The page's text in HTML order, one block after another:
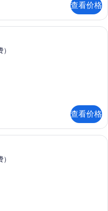
查看价格
高档床上用品、Select Comfort 床、
查看价格
高档床上用品、Select Comfort 床、